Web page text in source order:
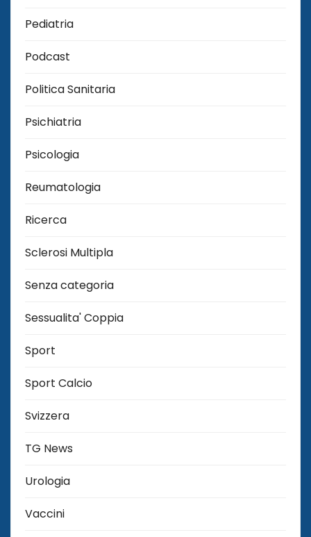
Pediatria
Podcast
Politica Sanitaria
Psichiatria
Psicologia
Reumatologia
Ricerca
Sclerosi Multipla
Senza categoria
Sessualita' Coppia
Sport
Sport Calcio
Svizzera
TG News
Urologia
Vaccini